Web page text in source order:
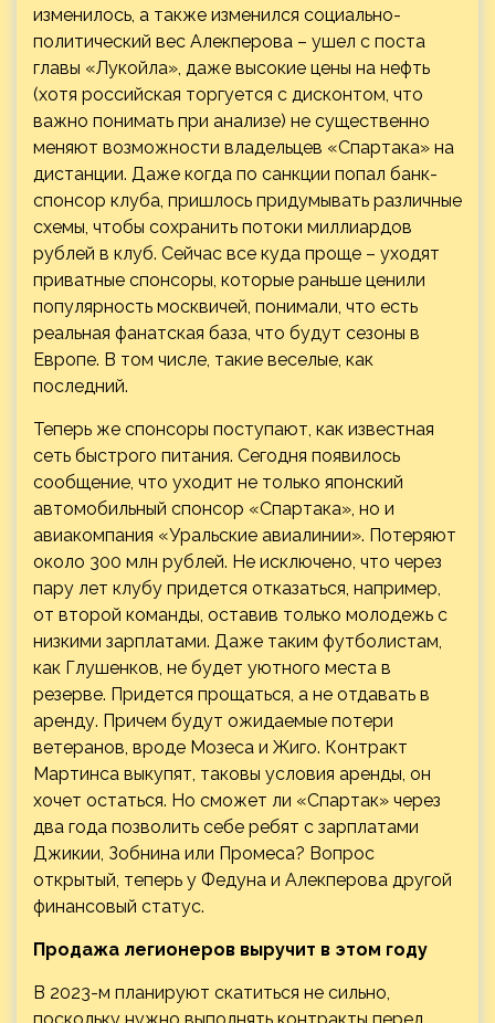
изменилось, а также изменился социально-
политический вес Алекперова – ушел с поста
главы «Лукойла», даже высокие цены на нефть
(хотя российская торгуется с дисконтом, что
важно понимать при анализе) не существенно
меняют возможности владельцев «Спартака» на
дистанции. Даже когда по санкции попал банк-
спонсор клуба, пришлось придумывать различные
схемы, чтобы сохранить потоки миллиардов
рублей в клуб. Сейчас все куда проще – уходят
приватные спонсоры, которые раньше ценили
популярность москвичей, понимали, что есть
реальная фанатская база, что будут сезоны в
Европе. В том числе, такие веселые, как
последний.
Теперь же спонсоры поступают, как известная
сеть быстрого питания. Сегодня появилось
сообщение, что уходит не только японский
автомобильный спонсор «Спартака», но и
авиакомпания «Уральские авиалинии». Потеряют
около 300 млн рублей. Не исключено, что через
пару лет клубу придется отказаться, например,
от второй команды, оставив только молодежь с
низкими зарплатами. Даже таким футболистам,
как Глушенков, не будет уютного места в
резерве. Придется прощаться, а не отдавать в
аренду. Причем будут ожидаемые потери
ветеранов, вроде Мозеса и Жиго. Контракт
Мартинса выкупят, таковы условия аренды, он
хочет остаться. Но сможет ли «Спартак» через
два года позволить себе ребят с зарплатами
Джикии, Зобнина или Промеса? Вопрос
открытый, теперь у Федуна и Алекперова другой
финансовый статус.
Продажа легионеров выручит в этом году
В 2023-м планируют скатиться не сильно,
поскольку нужно выполнять контракты перед